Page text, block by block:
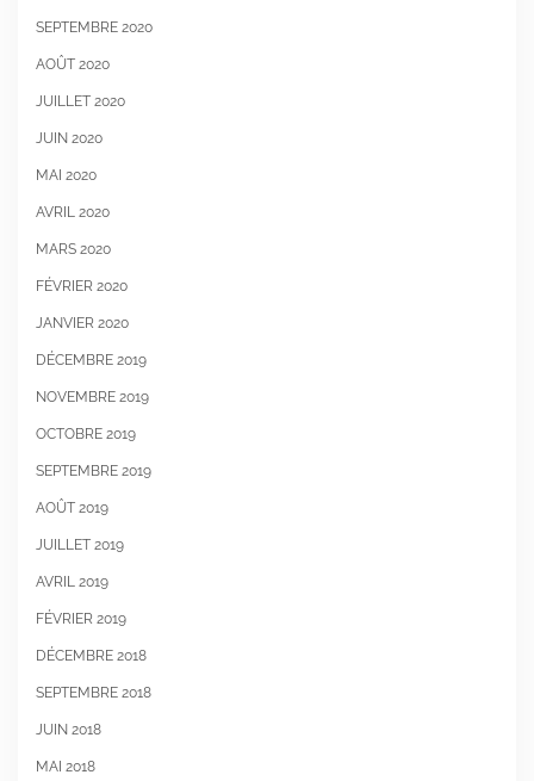
SEPTEMBRE 2020
AOÛT 2020
JUILLET 2020
JUIN 2020
MAI 2020
AVRIL 2020
MARS 2020
FÉVRIER 2020
JANVIER 2020
DÉCEMBRE 2019
NOVEMBRE 2019
OCTOBRE 2019
SEPTEMBRE 2019
AOÛT 2019
JUILLET 2019
AVRIL 2019
FÉVRIER 2019
DÉCEMBRE 2018
SEPTEMBRE 2018
JUIN 2018
MAI 2018